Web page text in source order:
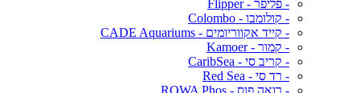
- פליפר - Flipper
- קולומבו - Colombo
- קייד אקווריומים - CADE Aquariums
- קמור - Kamoer
- קריב סי - CaribSea
- רד סי - Red Sea
- רואה פוס - ROWA Phos